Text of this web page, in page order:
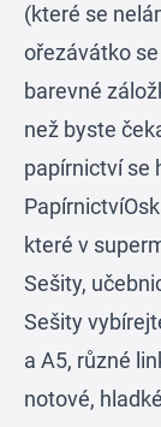
(které se
ořezávátko
barevné
než byste
papírnictví se
které v
Sešity,
Sešity
a A5, různé
notové,